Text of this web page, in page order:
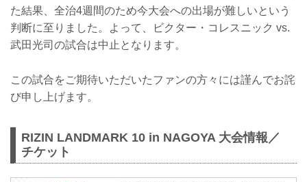
た結果、全治4週間のため今大会への出場が難しいという
判断に至りました。よって、ビクター・コレスニック vs.
武田光司の試合は中止となります。
この試合をご期待いただいたファンの方々には謹んでお詫
び申し上げます。
RIZIN LANDMARK 10 in NAGOYA 大会情報／
チケット